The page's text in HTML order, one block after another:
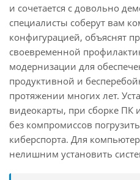
и сочетается с довольно
специалисты соберут вам
конфигурацией, объяснят
своевременной
модернизации для
продуктивной и
протяжении многих лет.
видеокарты, при сборке ПК
без компромиссов
киберспорта. Для
нелишним установить